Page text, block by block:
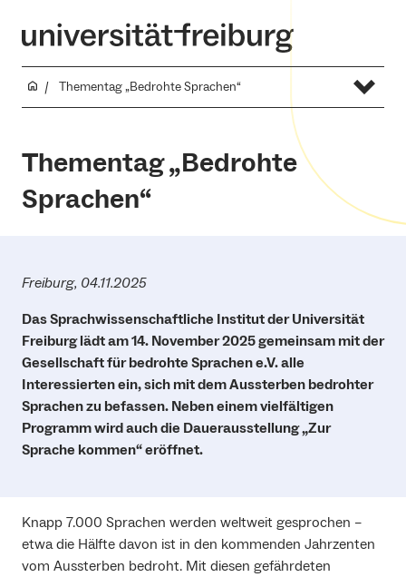
Thementag „Bedrohte Sprachen“
Thementag „Bedrohte
Sprachen“
Freiburg, 04.11.2025
Das Sprachwissenschaftliche Institut der Universität
Freiburg lädtam 14. November 2025 gemeinsam mit der
Gesellschaft für bedrohte Sprachen e.V. alle
Interessierten ein, sich mit dem Aussterben bedrohter
Sprachen zu befassen. Neben einem vielfältigen
Programm wird auch die Dauerausstellung „Zur
Sprache kommen“ eröffnet.
Knapp 7.000 Sprachen werden weltweit gesprochen –
etwa die Hälfte davon ist in den kommenden Jahrzenten
vom Aussterben bedroht. Mit diesen gefährdeten